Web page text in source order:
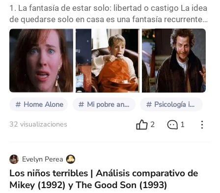
1. La fantasía de estar solo: libertad o castigo La idea
de quedarse solo en casa es una fantasía recurrente
en muchos niños. Poder hacer lo que quieras, cuando
quieras, sin reglas ni adultos. Pero Home Alone
desarma esa fantasía mostrando su lado oscuro: la
libertad sin contención puede convertirse en una
forma de exilio. Kevin, al quedarse solo, comienza
celebrando. Salta sobre la cama, come hel
Home Alone Mi pobre angelito Psicología infantil
32 visualizaciones 2 1
Evelyn Perea
Los niños terribles | Análisis comparativo de
Mikey (1992) y The Good Son (1993)